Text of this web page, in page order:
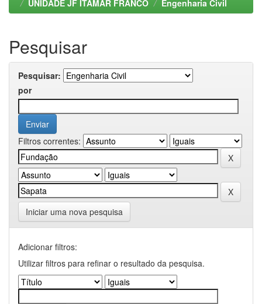
UNIDADE JF ITAMAR FRANCO
Engenharia Civil
Pesquisar
Pesquisar:
por
Filtros correntes:
Iniciar uma nova pesquisa
Adicionar filtros:
Utilizar filtros para refinar o resultado da pesquisa.